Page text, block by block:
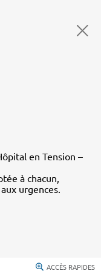
en Tension –
à chacun,
urgences.
ACCÈS RAPIDES